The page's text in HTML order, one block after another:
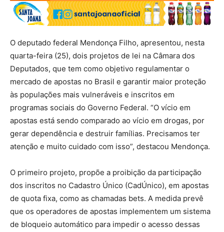
O deputado federal Mendonça Filho, apresentou, nesta
quarta-feira (25), dois projetos de lei na Câmara dos
Deputados, que tem como objetivo regulamentar o
mercado de apostas no Brasil e garantir maior proteção
às populações mais vulneráveis e inscritos em
programas sociais do Governo Federal. “O vício em
apostas está sendo comparado ao vício em drogas, por
gerar dependência e destruir famílias. Precisamos ter
atenção e muito cuidado com isso”, destacou Mendonça.
O primeiro projeto, propõe a proibição da participação
dos inscritos no Cadastro Único (CadÚnico), em apostas
de quota fixa, como as chamadas bets. A medida prevê
que os operadores de apostas implementem um sistema
de bloqueio automático para impedir o acesso dessas